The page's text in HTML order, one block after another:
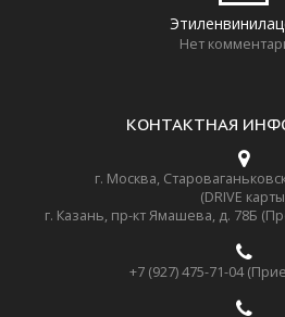
Нет
КОНТАКТНАЯ
г. Москва,
(DRIVE
г. Казань, пр-кт Ямашева, д. 78Б
+7 (927) 475-71-04